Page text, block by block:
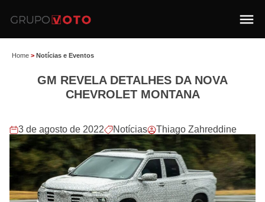
Home > Notícias e Eventos
GM REVELA DETALHES DA NOVA
CHEVROLET MONTANA
3 de agosto de 2022 Notícias Thiago Zahreddine